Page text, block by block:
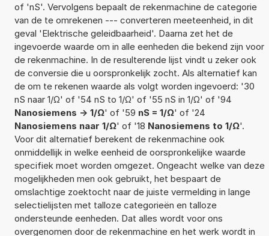
of 'nS'. Vervolgens bepaalt de rekenmachine de categorie
van de te omrekenen --- converteren meeteenheid, in dit
geval 'Elektrische geleidbaarheid'. Daarna zet het de
ingevoerde waarde om in alle eenheden die bekend zijn voor
de rekenmachine. In de resulterende lijst vindt u zeker ook
de conversie die u oorspronkelijk zocht. Als alternatief kan
de om te rekenen waarde als volgt worden ingevoerd: '30
nS naar 1/Ω' of '54 nS to 1/Ω' of '55 nS in 1/Ω' of '94
Nanosiemens -> 1/Ω' of '59 nS = 1/Ω' of '24
Nanosiemens naar 1/Ω' of '18 Nanosiemens to 1/Ω'.
Voor dit alternatief berekent de rekenmachine ook
onmiddellijk in welke eenheid de oorspronkelijke waarde
specifiek moet worden omgezet. Ongeacht welke van deze
mogelijkheden men ook gebruikt, het bespaart de
omslachtige zoektocht naar de juiste vermelding in lange
selectielijsten met talloze categorieën en talloze
ondersteunde eenheden. Dat alles wordt voor ons
overgenomen door de rekenmachine en het werk wordt in